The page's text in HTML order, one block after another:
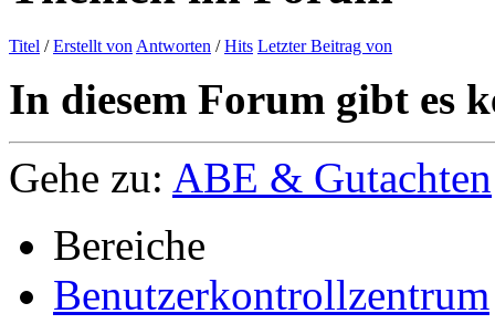
Titel /Erstellt von Antworten /Hits Letzter Beitrag von
In diesem Forum gibt es
Gehe zu: ABE & Gutachten
Bereiche
Benutzerkontrollzentrum